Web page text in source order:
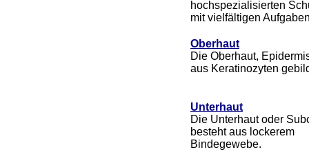
hochspezialisierten
mit vielfältigen
Oberhaut
Die Oberhaut,
aus Keratinozyten
Unterhaut
Die Unterhaut oder
besteht aus lockerem
Bindegewebe.